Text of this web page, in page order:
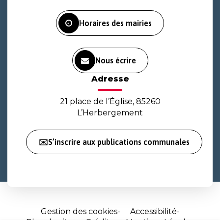
Horaires des mairies
Nous écrire
Adresse
21 place de l’Église, 85260
L’Herbergement
✉️S’inscrire aux publications communales
Gestion des cookies
Accessibilité